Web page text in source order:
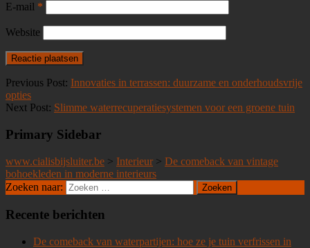
E-mail *
Website
Previous Post: Innovaties in terrassen: duurzame en onderhoudsvrije
opties
Next Post: Slimme waterrecuperatiesystemen voor een groene tuin
Primary Sidebar
www.cialisbijsluiter.be > Interieur > De comeback van vintage
bohoekleden in moderne interieurs
Zoeken naar:
Recente berichten
De comeback van waterpartijen: hoe ze je tuin verfrissen in